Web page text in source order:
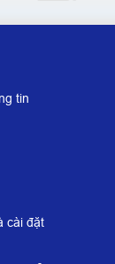
tin
cài đặt